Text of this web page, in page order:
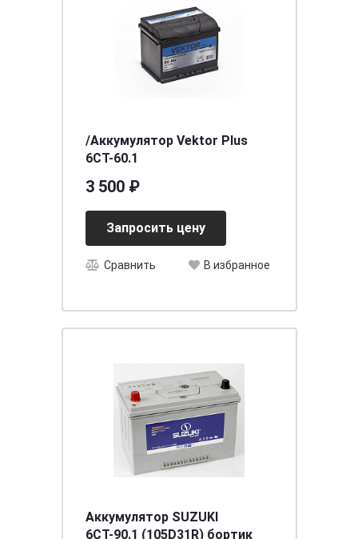
/Аккумулятор Vektor Plus
6CT-60.1
3 500 ₽
Запросить цену
Сравнить В избранное
Аккумулятор SUZUKI
6СТ-90.1 (105D31R) бортик